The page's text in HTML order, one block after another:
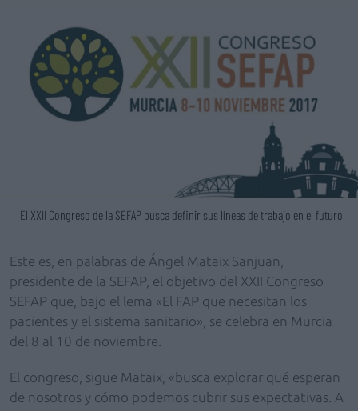
El XXII Congreso de la SEFAP busca definir sus líneas de trabajo en el futuro
Este es, en palabras de Ángel Mataix Sanjuan,
presidente de la SEFAP, el objetivo del XXII Congreso
SEFAP que, bajo el lema «El FAP que necesitan los
pacientes y el sistema sanitario», se celebra en Murcia
del 8 al 10 de noviembre.
El congreso, sigue Mataix, «busca explorar qué esperan
de nosotros y cómo podemos cubrir sus expectativas. A